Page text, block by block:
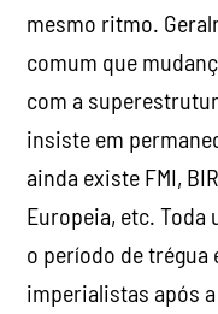
mesmo ritmo.
comum que
com a
insiste em
ainda existe FMI,
Europeia, etc.
o período de trégua
imperialistas após a